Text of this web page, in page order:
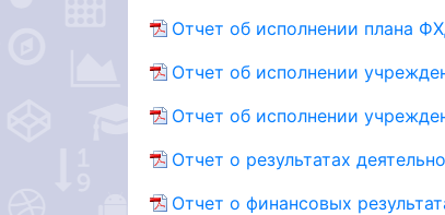
Отчет об исполнении плана
Отчет об исполнении
Отчет об исполнении
Отчет о результатах
Отчет о финансовых